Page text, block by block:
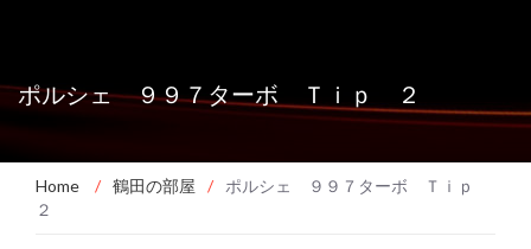
ポルシェ ９９７ターボ Ｔｉｐ ２
Home / 鶴田の部屋 /
ポルシェ ９９７ターボ Ｔｉｐ
２